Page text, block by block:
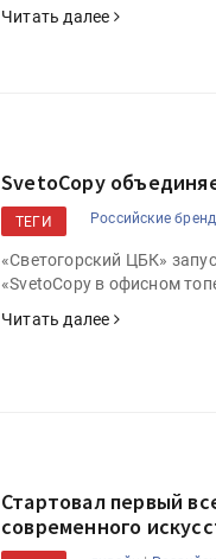
Читать далее
SvetoCopy
ТЕГИ Российские
«Светогорский ЦБК»
«SvetoCopy в офисном
Читать далее
Стартовал первый
современного